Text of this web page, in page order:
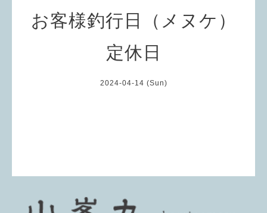
お客様釣行日（メヌケ）
定休日
2024-04-14 (Sun)